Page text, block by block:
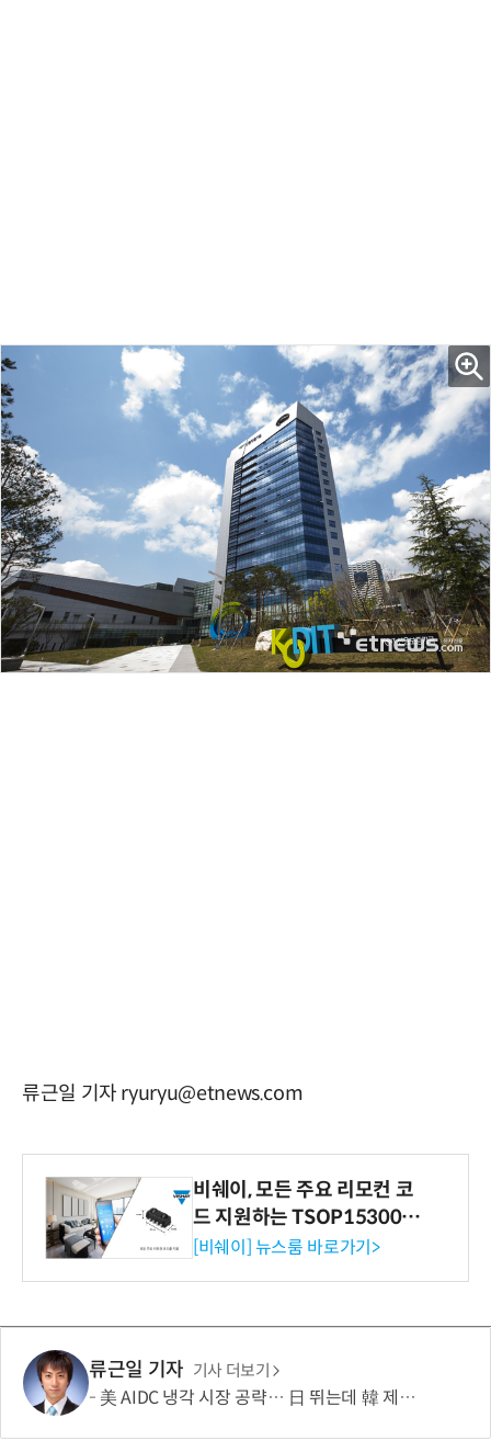
류근일 기자 ryuryu@etnews.com
비쉐이, 모든 주요 리모컨 코
드 지원하는 TSOP15300 시
리즈 IR 수신기 출시
[비쉐이] 뉴스룸 바로가기>
류근일 기자 기사 더보기
美 AIDC 냉각 시장 공략… 日 뛰는데 韓 제자리